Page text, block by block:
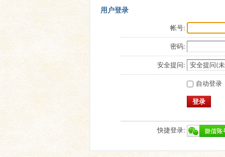
用户登录
帐号:
密码:
安全提问:
自动登录
登录
快捷登录: